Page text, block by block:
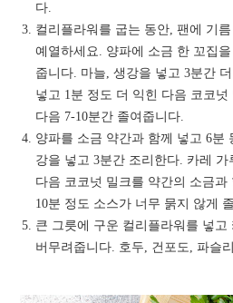
다.
컬리플라워를 굽는 동안, 팬에 기
예열하세요. 양파에 소금 한 꼬집
줍니다. 마늘, 생강을 넣고 3분간
넣고 1분 정도 더 익힌 다음 코코
다음 7-10분간 졸여줍니다.
양파를 소금 약간과 함께 넣고 6분
강을 넣고 3분간 조리한다. 카레
다음 코코넛 밀크를 약간의 소금과
10분 정도 소스가 너무 묽지 않게
큰 그릇에 구운 컬리플라워를 넣고
버무려줍니다. 호두, 건포도, 파슬